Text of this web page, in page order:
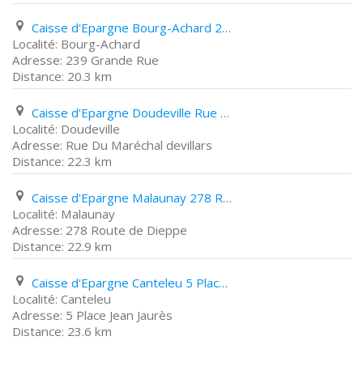
Caisse d'Epargne Bourg-Achard 239 Grande Rue
Bourg-Achard
239 Grande Rue
20.3 km
Caisse d'Epargne Doudeville Rue Du Maréchal devillars
Doudeville
Rue Du Maréchal devillars
22.3 km
Caisse d'Epargne Malaunay 278 Route de Dieppe
Malaunay
278 Route de Dieppe
22.9 km
Caisse d'Epargne Canteleu 5 Place Jean Jaurès
Canteleu
5 Place Jean Jaurès
23.6 km